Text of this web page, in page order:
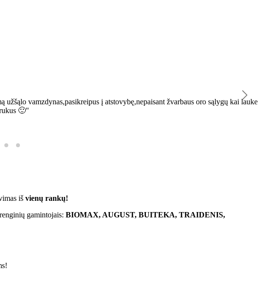
vamzdynas,pasikreipus į atstovybę,nepaisant žvarbaus oro sąlygų kai lauke
🙂"
iš vienų rankų!
gamintojais: BIOMAX, AUGUST, BUITEKA, TRAIDENIS,